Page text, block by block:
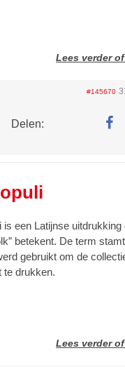
Lees verder
#145670
Delen:
is een Latijnse uitdrukking
betekent. De term
gebruikt om de
te drukken.
Lees verder